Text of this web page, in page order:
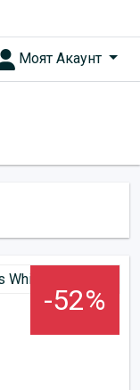
Моят Акаунт
-52%